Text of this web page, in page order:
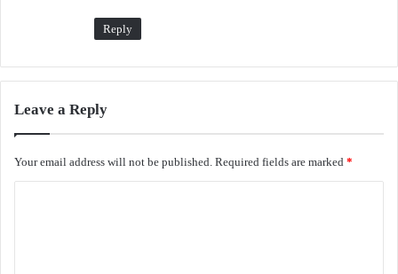
Reply
Leave a Reply
Your email address will not be published. Required fields are marked *